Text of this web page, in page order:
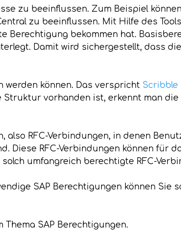
zu beeinflussen. Zum Beispiel
zu beeinflussen. Mit Hilfe des
Berechtigung bekommen hat.
Damit wird sichergestellt, dass
werden können. Das verspricht Scribble
vorhanden ist, erkennt man
also RFC-Verbindungen, in denen
Diese RFC-Verbindungen können für
umfangreich berechtigte RFC-
SAP Berechtigungen können Sie
SAP Berechtigungen.